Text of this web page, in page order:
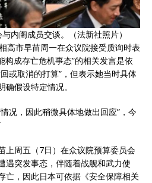
内阁成员交谈。（法新社照片）
高市早苗周一在众议院接受质询时表
构成存亡危机事态”的相关发言是依
或取消的打算”，但表示她当时具体
假设特定情况。
况，因此稍微具体地做出回应”，今
上周五（7日）在众议院预算委员会
遇突发事态，伴随着战舰和武力使
亡，因此日本可依据《安全保障相关